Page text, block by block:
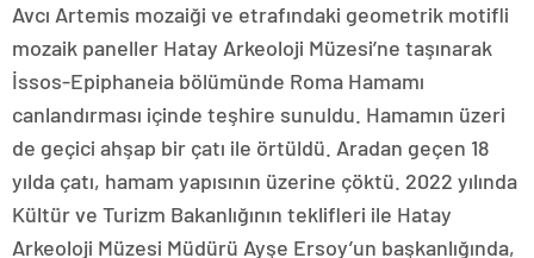
Avcı Artemis mozaiği ve etrafındaki geometrik motifli
mozaik paneller Hatay Arkeoloji Müzesi’ne taşınarak
İssos-Epiphaneia bölümünde Roma Hamamı
canlandırması içinde teşhire sunuldu. Hamamın üzeri
de geçici ahşap bir çatı ile örtüldü. Aradan geçen 18
yılda çatı, hamam yapısının üzerine çöktü. 2022 yılında
Kültür ve Turizm Bakanlığının teklifleri ile Hatay
Arkeoloji Müzesi Müdürü Ayşe Ersoy’un başkanlığında,